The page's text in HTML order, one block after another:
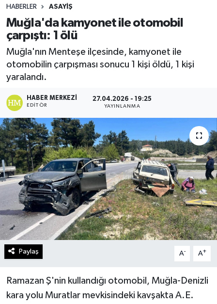
HABERLER ASAYIŞ
Muğla'da kamyonet ile otomobil
çarpıştı: 1 ölü
Muğla'nın Menteşe ilçesinde, kamyonet ile
otomobilin çarpışması sonucu 1 kişi öldü, 1 kişi
yaralandı.
HABER MERKEZI
EDITÖR
27.04.2026 - 19:25
YAYINLANMA
Paylaş A- A+
Ramazan Ş'nin kullandığı otomobil, Muğla-Denizli
kara yolu Muratlar mevkisindeki kavşakta A.E.
Magazin
Spor
Sağlık
Teknoloji
Turizm
Kültür - Sanat
Lider Haber TV Canlı Yayın izle
Süper Lig Puan Durumu ve Fikstür
Tüm Manşetler
Son Dakika Haberleri
Haber Arşivi